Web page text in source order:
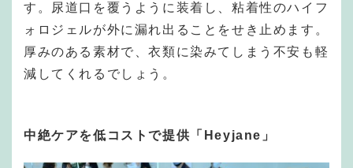
す。尿道口を覆うように装着し、粘着性のハイフ
ォロジェルが外に漏れ出ることをせき止めます。
厚みのある素材で、衣類に染みてしまう不安も軽
減してくれるでしょう。
中絶ケアを低コストで提供「Heyjane」